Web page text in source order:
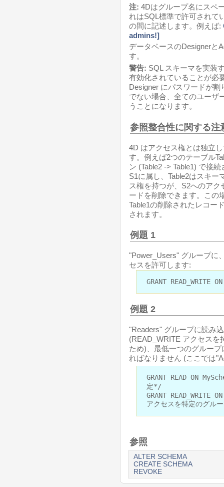
注: 4Dはグループ名にスペ
れはSQL標準で許可されて
の間に記述します。例えば:
admins!]
データベースのDesignerと
す。
警告: SQL スキーマを実装
有効化されていることが必
Designer にパスワードが
でない場合、全てのユーザ
うことになります。
参照整合性に関する注
4D はアクセス権とは独立
す。例えば2つのテーブル
ン (Table2 -> Table1) で接
S1に属し、Table2はスキー
ス権を持つが、S2へのアク
ードを削除できます。この
Table1の削除されたレコー
されます。
例題 1
"Power_Users" グループに
セスを許可します:
GRANT READ_WRITE
例題 2
"Readers" グループに読み
(READ_WRITE アクセスを
ため)、最低一つのグルー
ればなりません (ここでは
GRANT READ ON
定*/
GRANT READ_WRITE
アクセスを特定のグル
参照
ALTER SCHEMA
CREATE SCHEMA
REVOKE